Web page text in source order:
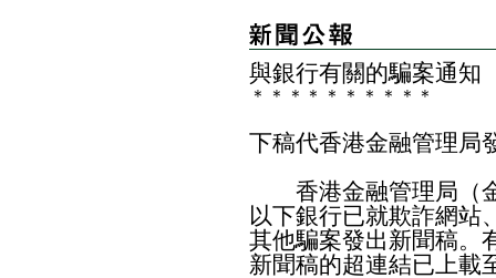
與銀行有關的騙案通知
＊ ＊ ＊ ＊ ＊ ＊ ＊ ＊ ＊ ＊
下稿代香港金融管理局
香港金融管理局（金
以下銀行已就欺詐網站
其他騙案發出新聞稿。
新聞稿的超連結已上載